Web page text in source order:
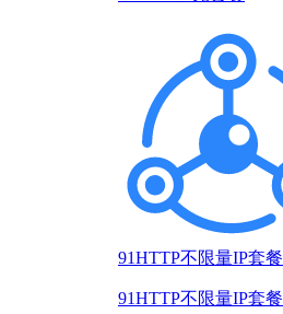
91HTTP不限量IP套餐
91HTTP不限量IP套餐